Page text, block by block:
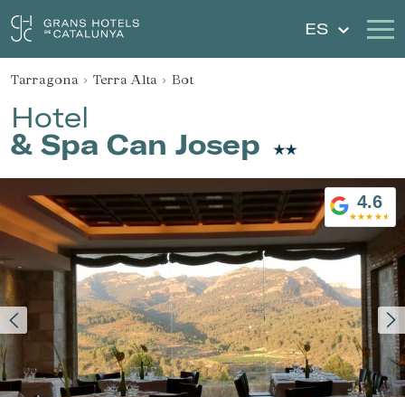
ES
Nuestros Hoteles
Bodas Cheques Regalo
Descubre Cataluña Contacto
Mi reserva
Iniciar sesión Crear cuenta
Tarragona Terra Alta Bot
Hotel
& Spa Can Josep
4.6